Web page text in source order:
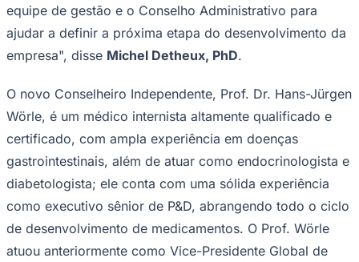
Palmeiras
equipe de gestão e o Conselho Administrativo para
ajudar a definir a próxima etapa do desenvolvimento da
empresa", disse Michel Detheux, PhD.
O novo Conselheiro Independente, Prof. Dr. Hans-Jürgen
Wörle, é um médico internista altamente qualificado e
certificado, com ampla experiência em doenças
gastrointestinais, além de atuar como endocrinologista e
diabetologista; ele conta com uma sólida experiência
como executivo sênior de P&D, abrangendo todo o ciclo
de desenvolvimento de medicamentos. O Prof. Wörle
atuou anteriormente como Vice-Presidente Global de